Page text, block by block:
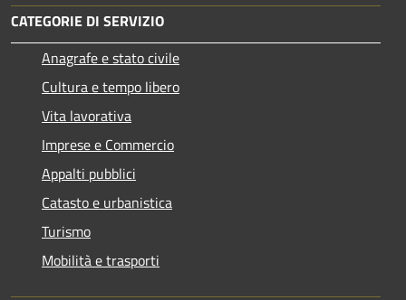
CATEGORIE DI SERVIZIO
Anagrafe e stato civile
Cultura e tempo libero
Vita lavorativa
Imprese e Commercio
Appalti pubblici
Catasto e urbanistica
Turismo
Mobilità e trasporti